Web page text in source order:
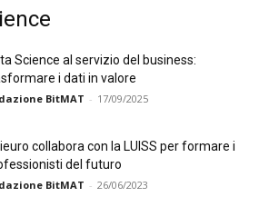
Science al servizio del business:
i dati in valore
BitMAT - 17/09/2025
collabora con la LUISS per formare i
del futuro
BitMAT - 26/06/2023